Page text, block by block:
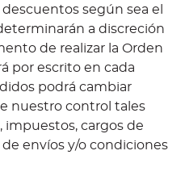
según sea el
a discreción
de realizar la Orden
por escrito en cada
podrá cambiar
nuestro control tales
cargos de
envíos y/o condiciones